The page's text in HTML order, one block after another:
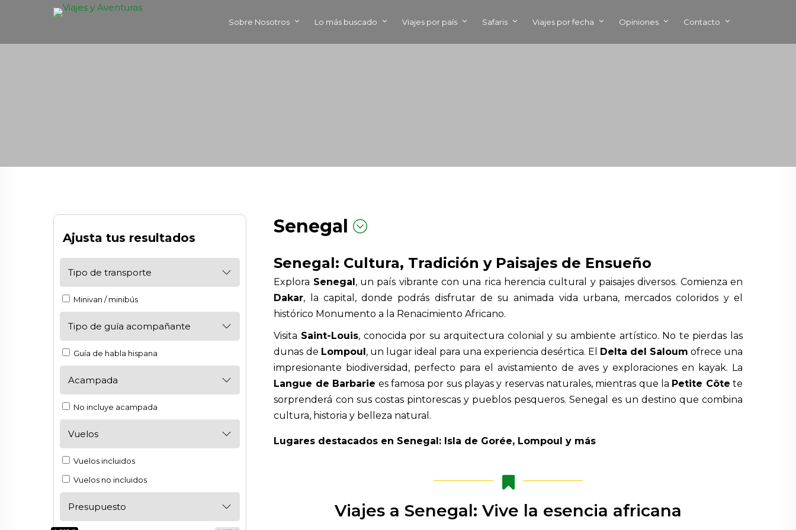
Sobre Nosotros Lo más buscado Viajes por país Safaris Viajes por fecha Opiniones Contacto
Senegal
Senegal: Cultura, Tradición y Paisajes de Ensueño
Explora Senegal , un país vibrante con una rica herencia cultural y paisajes diversos. Comienza en
Dakar, la capital, donde podrás disfrutar de su animada vida urbana, mercados coloridos y el
histórico Monumento a la Renacimiento Africano.
Visita Saint-Louis, conocida por su arquitectura colonial y su ambiente artístico. No te pierdas las
dunas de Lompoul , un lugar ideal para una experiencia desértica. El Delta del Saloum ofrece una
impresionante biodiversidad, perfecto para el avistamiento de aves y exploraciones en kayak. La
Langue de Barbarie es famosa por sus playas y reservas naturales, mientras que la Petite Côte te
sorprenderá con sus costas pintorescas y pueblos pesqueros. Senegal es un destino que combina
cultura, historia y belleza natural.
Lugares destacados en Senegal: Isla de Gorée, Lompoul y más
Viajes a Senegal: Vive la esencia africana
Ajusta tus resultados
Tipo de transporte
Minivan / minibús
Tipo de guía acompañante
Guía de habla hispana
Acampada
No incluye acampada
Vuelos
Vuelos incluidos
Vuelos no incluidos
Presupuesto